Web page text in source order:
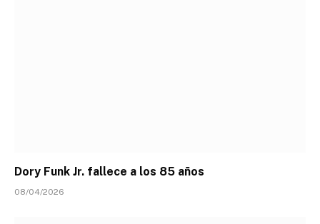
Dory Funk Jr. fallece a los 85 años
08/04/2026